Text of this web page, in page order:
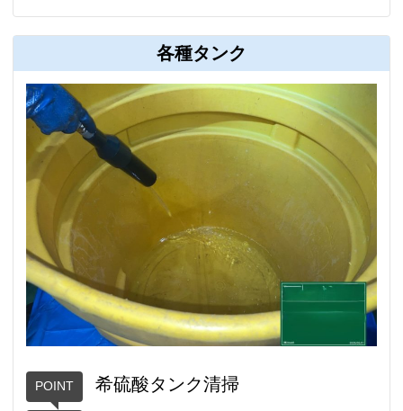
各種タンク
希硫酸タンク清掃